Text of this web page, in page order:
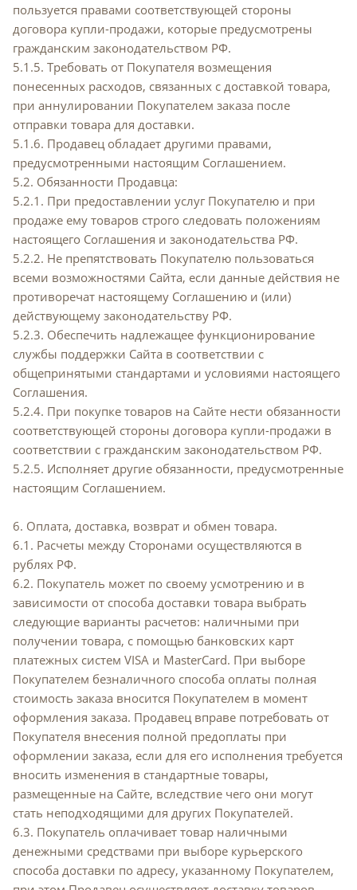
пользуется правами соответствующей стороны
договора купли-продажи, которые предусмотрены
гражданским законодательством РФ.
5.1.5. Требовать от Покупателя возмещения
понесенных расходов, связанных с доставкой товара,
при аннулировании Покупателем заказа после
отправки товара для доставки.
5.1.6. Продавец обладает другими правами,
предусмотренными настоящим Соглашением.
5.2. Обязанности Продавца:
5.2.1. При предоставлении услуг Покупателю и при
продаже ему товаров строго следовать положениям
настоящего Соглашения и законодательства РФ.
5.2.2. Не препятствовать Покупателю пользоваться
всеми возможностями Сайта, если данные действия не
противоречат настоящему Соглашению и (или)
действующему законодательству РФ.
5.2.3. Обеспечить надлежащее функционирование
службы поддержки Сайта в соответствии с
общепринятыми стандартами и условиями настоящего
Соглашения.
5.2.4. При покупке товаров на Сайте нести обязанности
соответствующей стороны договора купли-продажи в
соответствии с гражданским законодательством РФ.
5.2.5. Исполняет другие обязанности, предусмотренные
настоящим Соглашением.
6. Оплата, доставка, возврат и обмен товара.
6.1. Расчеты между Сторонами осуществляются в
рублях РФ.
6.2. Покупатель может по своему усмотрению и в
зависимости от способа доставки товара выбрать
следующие варианты расчетов: наличными при
получении товара, с помощью банковских карт
платежных систем VISA и MasterCard. При выборе
Покупателем безналичного способа оплаты полная
стоимость заказа вносится Покупателем в момент
оформления заказа. Продавец вправе потребовать от
Покупателя внесения полной предоплаты при
оформлении заказа, если для его исполнения требуется
вносить изменения в стандартные товары,
размещенные на Сайте, вследствие чего они могут
стать неподходящими для других Покупателей.
6.3. Покупатель оплачивает товар наличными
денежными средствами при выборе курьерского
способа доставки по адресу, указанному Покупателем,